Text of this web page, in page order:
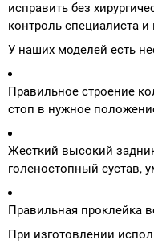
исправить без
контроль специалиста
У наших моделей есть
Правильное строение
стоп в нужное
Жесткий высокий
голеностопный сустав,
Правильная проклейка
При изготовлении